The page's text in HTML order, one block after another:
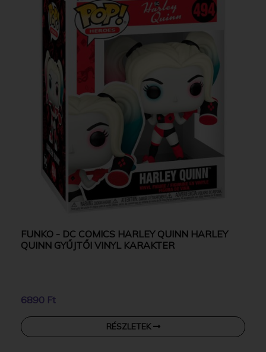
FUNKO - DC COMICS HARLEY QUINN HARLEY
QUINN GYŰJTŐI VINYL KARAKTER
6890 Ft
RÉSZLETEK